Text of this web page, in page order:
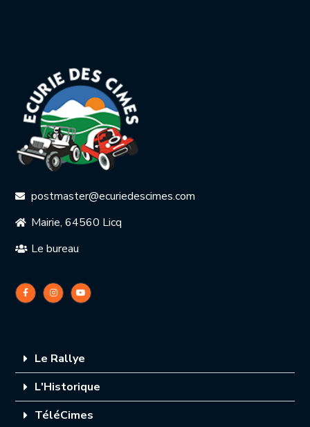
postmaster@ecuriedescimes.com
Mairie, 64560 Licq
Le bureau
Le Rallye
L'Historique
TéléCimes